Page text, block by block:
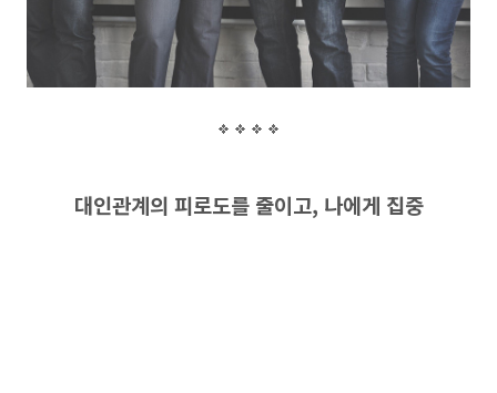
대인관계의 피로도를 줄이고, 나에게 집중